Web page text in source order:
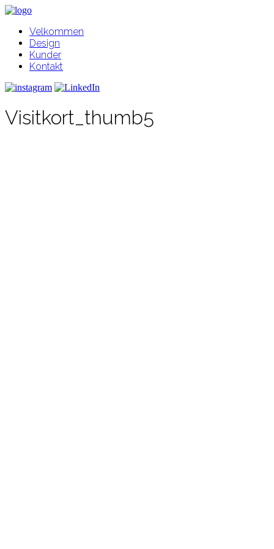
Velkommen
Design
Kunder
Kontakt
Visitkort_thumb5